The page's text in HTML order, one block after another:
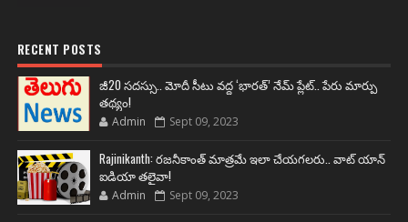
RECENT POSTS
జీ20 సదస్సు.. మోదీ సీటు వద్ద ‘భారత్’ నేమ్ ప్లేట్‌.. పేరు మార్పు
తథ్యం!
Admin Sept 09, 2023
Rajinikanth: రజనీకాంత్ మాత్రమే ఇలా చేయగలరు.. వాట్ యాన్
ఐడియా తలైవా!
Admin Sept 09, 2023